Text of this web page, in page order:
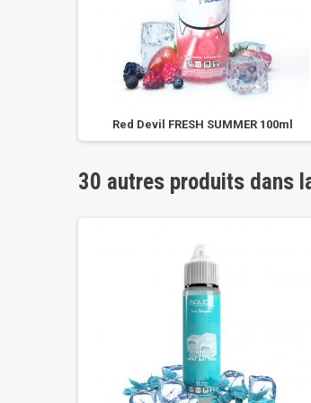
Red Devil FRESH SUMMER 100ml
30 autres produits dans